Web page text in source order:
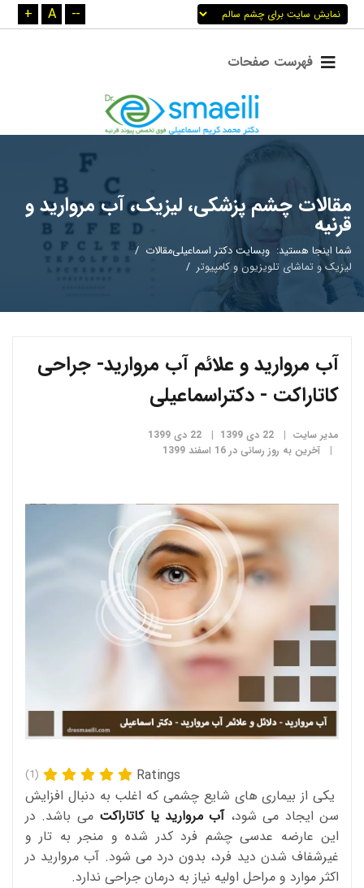
+ A --
مقالات چشم پزشکی، لیزیک، آب مروارید و
قرنیه
شما اینجا هستید: وبسایت دکتر اسماعیلیمقالات
لیزیک و تماشای تلویزیون و کامپیوتر
آب مروارید و علائم آب مروارید- جراحی
کاتاراکت - دکتراسماعیلی
مدیر سایت 22 دی 1399
22 دی 1399
آخرین به روز رسانی در 16 اسفند 1399
Ratings
(1)
یکی از بیماری های شایع چشمی که اغلب به دنبال افزایش
سن ایجاد می شود،آب مروارید یا کاتاراکت می باشد. در
این عارضه عدسی چشم فرد کدر شده و منجر به تار و
غیرشفاف شدن دید فرد، بدون درد می شود. آب مروارید در
اکثر موارد و مراحل اولیه نیاز به درمان جراحی ندارد.